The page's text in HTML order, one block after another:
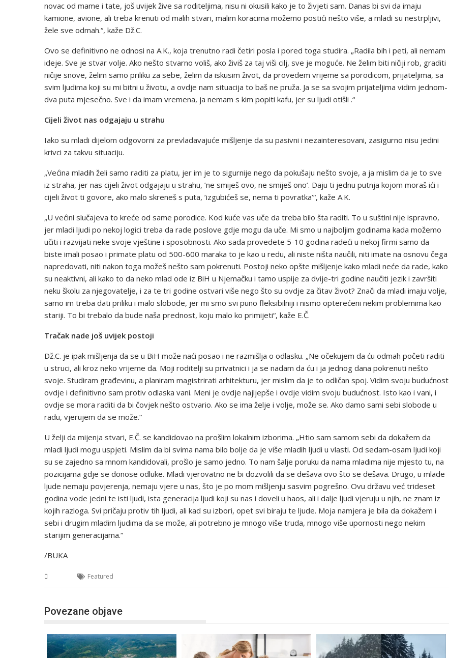
novac od mame i tate, još uvijek žive sa roditeljima, nisu ni okusili kako je to živjeti sam. Danas bi svi da imaju
kamione, avione, ali treba krenuti od malih stvari, malim koracima možemo postići nešto više, a mladi su nestrpljivi,
žele sve odmah.“, kaže Dž.C.
Ovo se definitivno ne odnosi na A.K., koja trenutno radi četiri posla i pored toga studira. „Radila bih i peti, ali nemam
ideje. Sve je stvar volje. Ako nešto stvarno voliš, ako živiš za taj viši cilj, sve je moguće. Ne želim biti ničiji rob, graditi
ničije snove, želim samo priliku za sebe, želim da iskusim život, da provedem vrijeme sa porodicom, prijateljima, sa
svim ljudima koji su mi bitni u životu, a ovdje nam situacija to baš ne pruža. Ja se sa svojim prijateljima vidim jednom-
dva puta mjesečno. Sve i da imam vremena, ja nemam s kim popiti kafu, jer su ljudi otišli .“
Cijeli život nas odgajaju u strahu
Iako su mladi dijelom odgovorni za prevladavajuće mišljenje da su pasivni i nezainteresovani, zasigurno nisu jedini
krivci za takvu situaciju.
„Većina mladih želi samo raditi za platu, jer im je to sigurnije nego da pokušaju nešto svoje, a ja mislim da je to sve
iz straha, jer nas cijeli život odgajaju u strahu, ’ne smiješ ovo, ne smiješ ono’. Daju ti jednu putnja kojom moraš ići i
cijeli život ti govore, ako malo skreneš s puta, ’izgubićeš se, nema ti povratka’“, kaže A.K.
„U većini slučajeva to kreće od same porodice. Kod kuće vas uče da treba bilo šta raditi. To u suštini nije ispravno,
jer mladi ljudi po nekoj logici treba da rade poslove gdje mogu da uče. Mi smo u najboljim godinama kada možemo
učiti i razvijati neke svoje vještine i sposobnosti. Ako sada provedete 5-10 godina radeći u nekoj firmi samo da
biste imali posao i primate platu od 500-600 maraka to je kao u redu, ali niste ništa naučili, niti imate na osnovu čega
napredovati, niti nakon toga možeš nešto sam pokrenuti. Postoji neko opšte mišljenje kako mladi neće da rade, kako
su neaktivni, ali kako to da neko mlad ode iz BiH u Njemačku i tamo uspije za dvije-tri godine naučiti jezik i završiti
neku školu za njegovatelje, i za te tri godine ostvari više nego što su ovdje za čitav život? Znači da mladi imaju volje,
samo im treba dati priliku i malo slobode, jer mi smo svi puno fleksibilniji i nismo opterećeni nekim problemima kao
stariji. To bi trebalo da bude naša prednost, koju malo ko primijeti“, kaže E.Č.
Tračak nade još uvijek postoji
Dž.C. je ipak mišljenja da se u BiH može naći posao i ne razmišlja o odlasku. „Ne očekujem da ću odmah početi raditi
u struci, ali kroz neko vrijeme da. Moji roditelji su privatnici i ja se nadam da ću i ja jednog dana pokrenuti nešto
svoje. Studiram građevinu, a planiram magistrirati arhitekturu, jer mislim da je to odličan spoj. Vidim svoju budućnost
ovdje i definitivno sam protiv odlaska vani. Meni je ovdje najljepše i ovdje vidim svoju budućnost. Isto kao i vani, i
ovdje se mora raditi da bi čovjek nešto ostvario. Ako se ima želje i volje, može se. Ako damo sami sebi slobode u
radu, vjerujem da se može.“
U želji da mijenja stvari, E.Č. se kandidovao na prošlim lokalnim izborima. „Htio sam samom sebi da dokažem da
mladi ljudi mogu uspjeti. Mislim da bi svima nama bilo bolje da je više mladih ljudi u vlasti. Od sedam-osam ljudi koji
su se zajedno sa mnom kandidovali, prošlo je samo jedno. To nam šalje poruku da nama mladima nije mjesto tu, na
pozicijama gdje se donose odluke. Mladi vjerovatno ne bi dozvolili da se dešava ovo što se dešava. Drugo, u mlade
ljude nemaju povjerenja, nemaju vjere u nas, što je po mom mišljenju sasvim pogrešno. Ovu državu već trideset
godina vode jedni te isti ljudi, ista generacija ljudi koji su nas i doveli u haos, ali i dalje ljudi vjeruju u njih, ne znam iz
kojih razloga. Svi pričaju protiv tih ljudi, ali kad su izbori, opet svi biraju te ljude. Moja namjera je bila da dokažem i
sebi i drugim mladim ljudima da se može, ali potrebno je mnogo više truda, mnogo više upornosti nego nekim
starijim generacijama.“
/BUKA
Featured
Povezane objave